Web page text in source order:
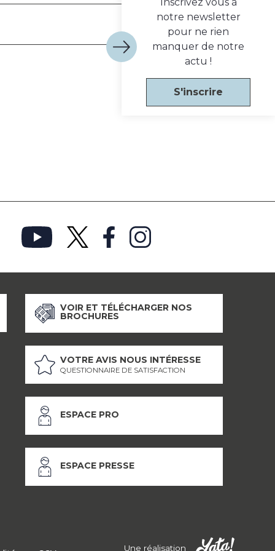
notre newsletter
pour ne rien
manquer de notre
actu !
S'inscrire
VOIR ET TÉLÉCHARGER NOS
BROCHURES
VOTRE AVIS NOUS INTÉRESSE
QUESTIONNAIRE DE SATISFACTION
ESPACE PRO
ESPACE PRESSE
Une réalisation